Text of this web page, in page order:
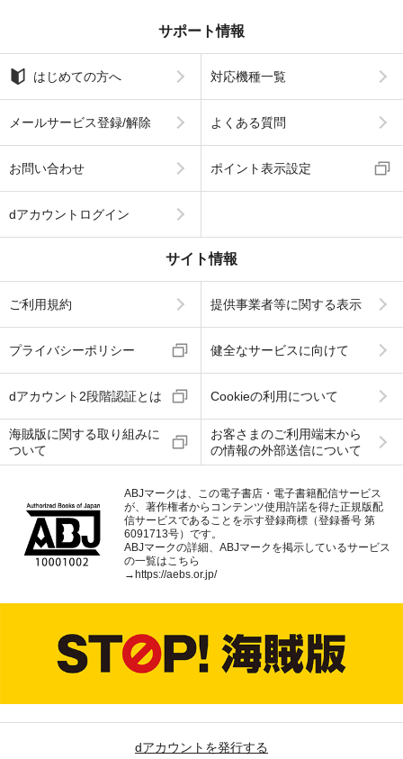
サポート情報
はじめての方へ 対応機種一覧
メールサービス登録/解除 よくある質問
お問い合わせ ポイント表示設定
dアカウントログイン
サイト情報
ご利用規約 提供事業者等に関する表示
プライバシーポリシー 健全なサービスに向けて
dアカウント2段階認証とは Cookieの利用について
海賊版に関する取り組みに
ついて
お客さまのご利用端末から
の情報の外部送信について
ABJマークは、この電子書店・電子書籍配信サービス
が、著作権者からコンテンツ使用許諾を得た正規版配
信サービスであることを示す登録商標（登録番号 第
6091713号）です。
ABJマークの詳細、ABJマークを掲示しているサービス
の一覧はこちら
→ https://aebs.or.jp/
dアカウントを発行する